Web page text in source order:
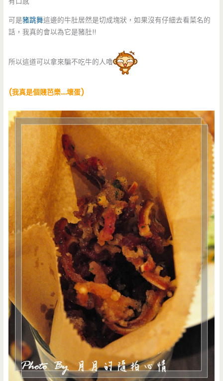
可是豬跳舞這邊的牛肚居然是切成塊狀，如果沒有仔細去看菜名的
話，我真的會以為它是豬肚!!
所以這道可以拿來騙不吃牛的人嚕
(我真是個賤芭樂….壞蛋)